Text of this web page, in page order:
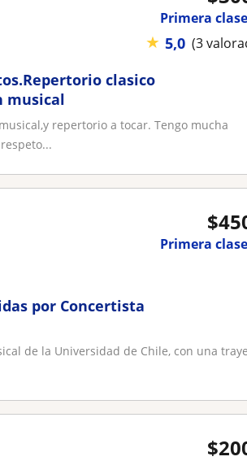
Primera
★ 5,0 (3
clasico
musical
repertorio a tocar. Tengo mucha
$
Primera
por Concertista
de la Universidad de Chile, con una
$